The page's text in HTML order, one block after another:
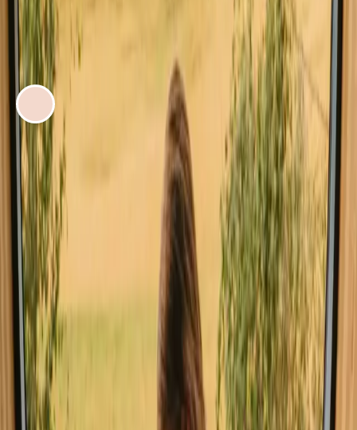
Isabella Nørgaard
Mit sommerophold i en bjælkehytte på Møn